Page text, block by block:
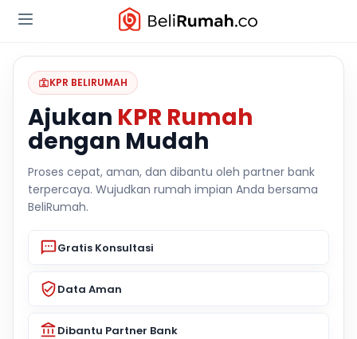
KPR BELIRUMAH
Ajukan KPR Rumah
dengan Mudah
Proses cepat, aman, dan dibantu oleh partner bank
terpercaya. Wujudkan rumah impian Anda bersama
BeliRumah.
Gratis Konsultasi
Data Aman
Dibantu Partner Bank